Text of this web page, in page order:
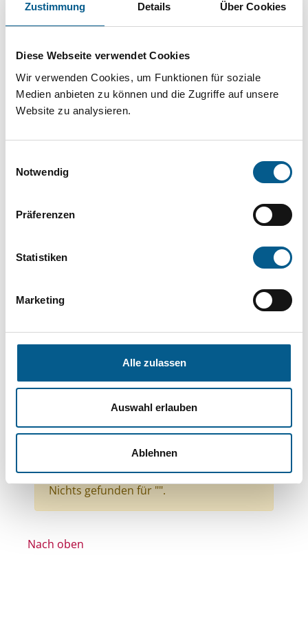
Zustimmung Details Über Cookies
Diese Webseite verwendet Cookies
Wir verwenden Cookies, um Funktionen für soziale
Medien anbieten zu können und die Zugriffe auf unsere
Website zu analysieren.
Notwendig
Präferenzen
Statistiken
Marketing
Alle zulassen
Auswahl erlauben
Ablehnen
Projekt oder ein Vorhaben? Hier können Sie
Stiftungsdatenbank recherchieren. Bei der
Suche bitte die Groß- und Kleinschreibung
beachten.
können durch die Wahl von Bereichen oder
Suchen
Themen: Wohltätige Zwecke
Themen: Wissenschaft und Forschung
Themen: Seniorinnen, Senioren & Pflege
Themen: Denkmalschutz
Themen: Heimatpflege
Themen: Tierschutz
Alle Filter entfernen
Nichts gefunden für "".
Nach oben